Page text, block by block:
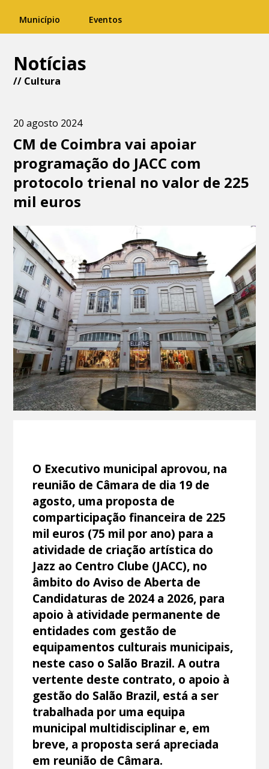
Município Eventos
Notícias
// Cultura
20 agosto 2024
CM de Coimbra vai apoiar
programação do JACC com
protocolo trienal no valor de 225
mil euros
O Executivo municipal aprovou, na
reunião de Câmara de dia 19 de
agosto, uma proposta de
comparticipação financeira de 225
mil euros (75 mil por ano) para a
atividade de criação artística do
Jazz ao Centro Clube (JACC), no
âmbito do Aviso de Aberta de
Candidaturas de 2024 a 2026, para
apoio à atividade permanente de
entidades com gestão de
equipamentos culturais municipais,
neste caso o Salão Brazil. A outra
vertente deste contrato, o apoio à
gestão do Salão Brazil, está a ser
trabalhada por uma equipa
municipal multidisciplinar e, em
breve, a proposta será apreciada
em reunião de Câmara.